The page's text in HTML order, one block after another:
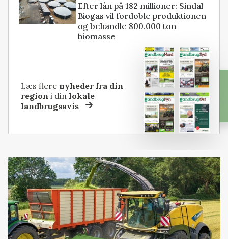
Efter lån på 182 millioner: Sindal
Biogas vil fordoble produktionen
og behandle 800.000 ton
biomasse
Læs flere nyheder fra din
region i dinlokale
landbrugsavis